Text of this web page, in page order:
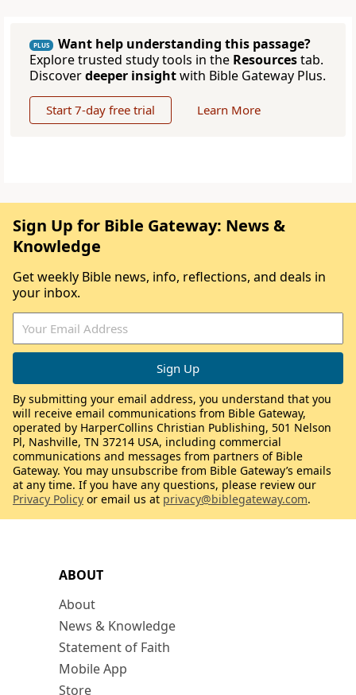
PLUS
Want help understanding this passage?
Explore trusted study tools in the Resourcestab.
Discoverdeeper insightwith Bible Gateway Plus.
Start 7-day free trial Learn More
ABOUT
About
News & Knowledge
Statement of Faith
Mobile App
Store
Sign Up for Bible Gateway: News &
Knowledge
Get weekly Bible news, info, reflections, and deals in
your inbox.
By submitting your email address, you understand that you
will receive email communications from Bible Gateway,
operated by HarperCollins Christian Publishing, 501 Nelson
Pl, Nashville, TN 37214 USA, including commercial
communications and messages from partners of Bible
Gateway. You may unsubscribe from Bible Gateway’s emails
at any time. If you have any questions, please review our
Privacy Policy or email us at privacy@biblegateway.com.